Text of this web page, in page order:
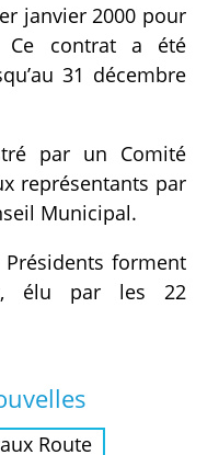
janvier 2000 pour
contrat a été
31 décembre
par un Comité
représentants par
Municipal.
forment
élu par les 22
Route